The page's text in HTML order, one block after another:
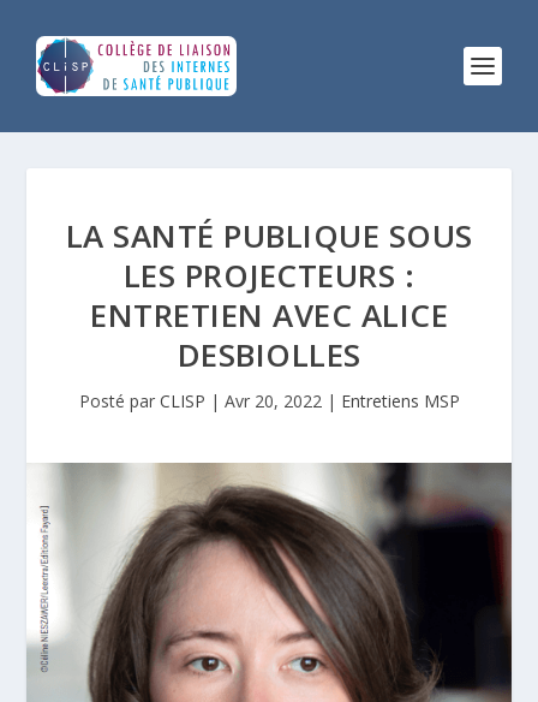
LA SANTÉ PUBLIQUE SOUS
LES PROJECTEURS :
ENTRETIEN AVEC ALICE
DESBIOLLES
Posté par CLISP | Avr 20, 2022| Entretiens MSP